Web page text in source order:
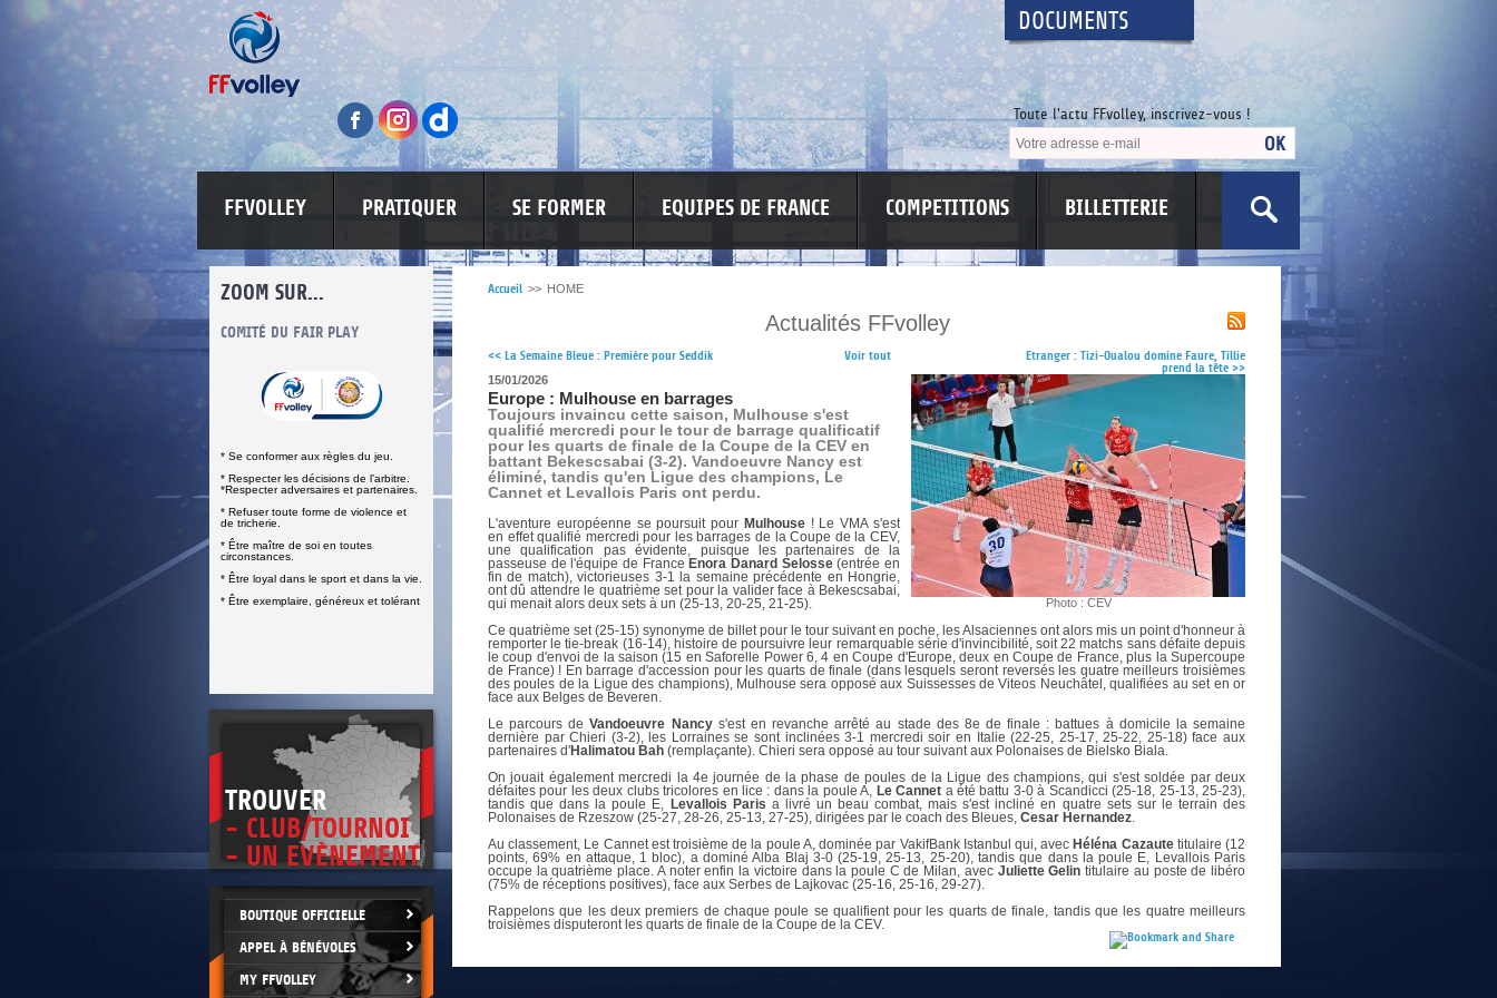
DOCUMENTS
Toute l'actu FFvolley, inscrivez-vous !
FFVOLLEY PRATIQUER SE FORMER EQUIPES DE FRANCE COMPETITIONS BILLETTERIE
ZOOM SUR...
DOCUMENTS UTILES
CLIQUEZ ICI
COMITÉ DU FAIR PLAY
* Se conformer aux règles du jeu.
* Respecter les décisions de l’arbitre.
*Respecter adversaires et partenaires.
* Refuser toute forme de violence et
de tricherie.
* Être maître de soi en toutes
circonstances.
* Être loyal dans le sport et dans la vie.
* Être exemplaire, généreux et tolérant
LUTTE CONTRE LES VIOLENCES INFORMATIONS CORONAVIRUS
DOCUMENTS UTILES
SITUATION SANITAIRE
COVID-19
>CLIQUEZ ICI
TROUVER
- CLUB/TOURNOI
- UN EVÈNEMENT
BOUTIQUE OFFICIELLE
APPEL À BÉNÉVOLES
MY FFVOLLEY
Accueil >> HOME
Actualités FFvolley
<< La Semaine Bleue : Première pour Seddik Voir tout
Etranger : Tizi-Oualou domine Faure, Tillie
prend la tête >>
Photo : CEV
15/01/2026
Europe : Mulhouse en barrages
Toujours invaincu cette saison, Mulhouse s'est
qualifié mercredi pour le tour de barrage qualificatif
pour les quarts de finale de la Coupe de la CEV en
battant Bekescsabai (3-2). Vandoeuvre Nancy est
éliminé, tandis qu'en Ligue des champions, Le
Cannet et Levallois Paris ont perdu.
L'aventure européenne se poursuit pour Mulhouse! Le VMA s'est
en effet qualifié mercredi pour les barrages de la Coupe de la CEV,
une qualification pas évidente, puisque les partenaires de la
passeuse de l'équipe de France Enora Danard Selosse(entrée en
fin de match), victorieuses 3-1 la semaine précédente en Hongrie,
ont dû attendre le quatrième set pour la valider face à Bekescsabai,
qui menait alors deux sets à un (25-13, 20-25, 21-25).
Ce quatrième set (25-15) synonyme de billet pour le tour suivant en poche, les Alsaciennes ont alors mis un point d'honneur à
remporter le tie-break (16-14), histoire de poursuivre leur remarquable série d'invincibilité, soit 22 matchs sans défaite depuis
le coup d'envoi de la saison (15 en Saforelle Power 6, 4 en Coupe d'Europe, deux en Coupe de France, plus la Supercoupe
de France) ! En barrage d'accession pour les quarts de finale (dans lesquels seront reversés les quatre meilleurs troisièmes
des poules de la Ligue des champions), Mulhouse sera opposé aux Suissesses de Viteos Neuchâtel, qualifiées au set en or
face aux Belges de Beveren.
Le parcours deVandoeuvre Nancys'est en revanche arrêté au stade des 8e de finale : battues à domicile la semaine
dernière par Chieri (3-2), les Lorraines se sont inclinées 3-1 mercredi soir en Italie (22-25, 25-17, 25-22, 25-18) face aux
partenaires d'Halimatou Bah (remplaçante). Chieri sera opposé au tour suivant aux Polonaises de Bielsko Biala.
On jouait également mercredi la 4e journée de la phase de poules de la Ligue des champions, qui s'est soldée par deux
défaites pour les deux clubs tricolores en lice : dans la poule A, Le Cannet a été battu 3-0 à Scandicci (25-18, 25-13, 25-23),
tandis que dans la poule E, Levallois Paris a livré un beau combat, mais s'est incliné en quatre sets sur le terrain des
Polonaises de Rzeszow (25-27, 28-26, 25-13, 27-25), dirigées par le coach des Bleues, Cesar Hernandez.
Au classement, Le Cannet est troisième de la poule A, dominée par VakifBank Istanbul qui, avec Héléna Cazautetitulaire (12
points, 69% en attaque, 1 bloc), a dominé Alba Blaj 3-0 (25-19, 25-13, 25-20), tandis que dans la poule E, Levallois Paris
occupe la quatrième place. A noter enfin la victoire dans la poule C de Milan, avec Juliette Gelin titulaire au poste de libéro
(75% de réceptions positives), face aux Serbes de Lajkovac (25-16, 25-16, 29-27).
Rappelons que les deux premiers de chaque poule se qualifient pour les quarts de finale, tandis que les quatre meilleurs
troisièmes disputeront les quarts de finale de la Coupe de la CEV.